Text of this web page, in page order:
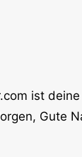
ist
Gute